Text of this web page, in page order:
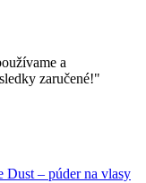
a
zaručené!"